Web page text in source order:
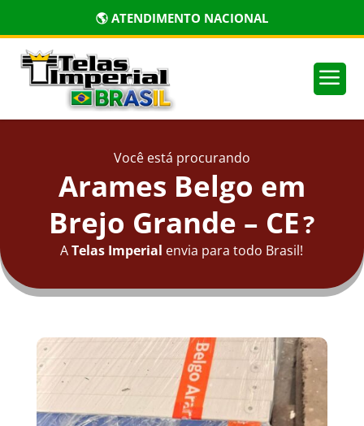
🌎 ATENDIMENTO NACIONAL
a
Você está procurando
Arames Belgo em
Brejo Grande – CE?
ATelas Imperial envia para todo Brasil!